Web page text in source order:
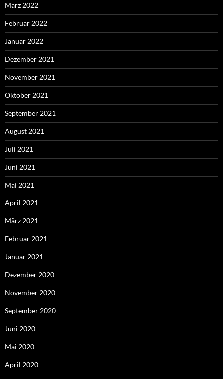
März 2022
Februar 2022
Januar 2022
Dezember 2021
November 2021
Oktober 2021
September 2021
August 2021
Juli 2021
Juni 2021
Mai 2021
April 2021
März 2021
Februar 2021
Januar 2021
Dezember 2020
November 2020
September 2020
Juni 2020
Mai 2020
April 2020